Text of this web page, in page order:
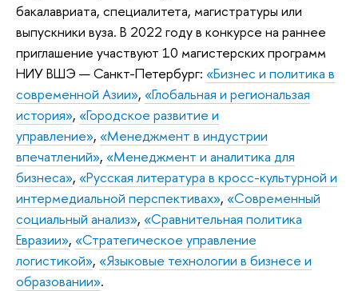
бакалавриата, специалитета, магистратуры или
выпускники вуза. В 2022 году в конкурсе на раннее
приглашение участвуют 10 магистерских программ
НИУ ВШЭ — Санкт-Петербург: «Бизнес и политика в
современной Азии», «Глобальная и региональзая
история», «Городское развитие и
управление», «Менеджмент в индустрии
впечатлений», «Менеджмент и аналитика для
бизнеса», «Русская литература в кросс-культурной и
интермедиальной перспективах», «Современный
социальный анализ», «Сравнительная политика
Евразии», «Стратегическое управление
логистикой», «Языковые технологии в бизнесе и
образовании».